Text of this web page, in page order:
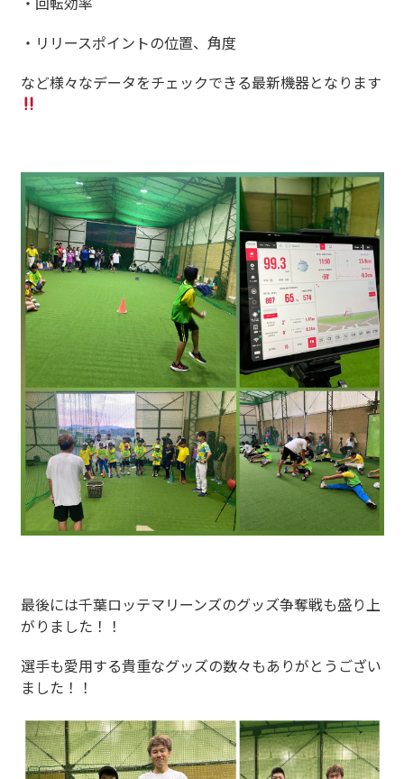
・リリースポイントの位置、角度
など様々なデータをチェックできる最新機器となります
最後には千葉ロッテマリーンズのグッズ争奪戦も盛り上
がりました！！
選手も愛用する貴重なグッズの数々もありがとうござい
ました！！